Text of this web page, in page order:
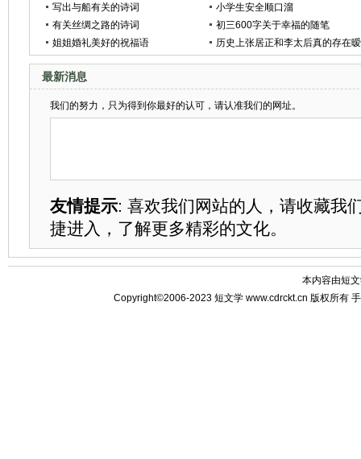
写出与船有关的诗词
小学生安全顺口溜
有关丝绸之路的诗词
初三600字关于幸福的随笔
姐姐婚礼美好的祝福语
历史上张居正和李太后真的存在暧
最新消息
我们的努力，只为得到你最好的认可，请认准我们的网址。
友情提示: 喜欢我们网站的人，请收藏我
捷进入，了解更多精彩的文化。
本内容由短
Copyright©2006-2023 短文学 www.cdrckt.cn 版权所有